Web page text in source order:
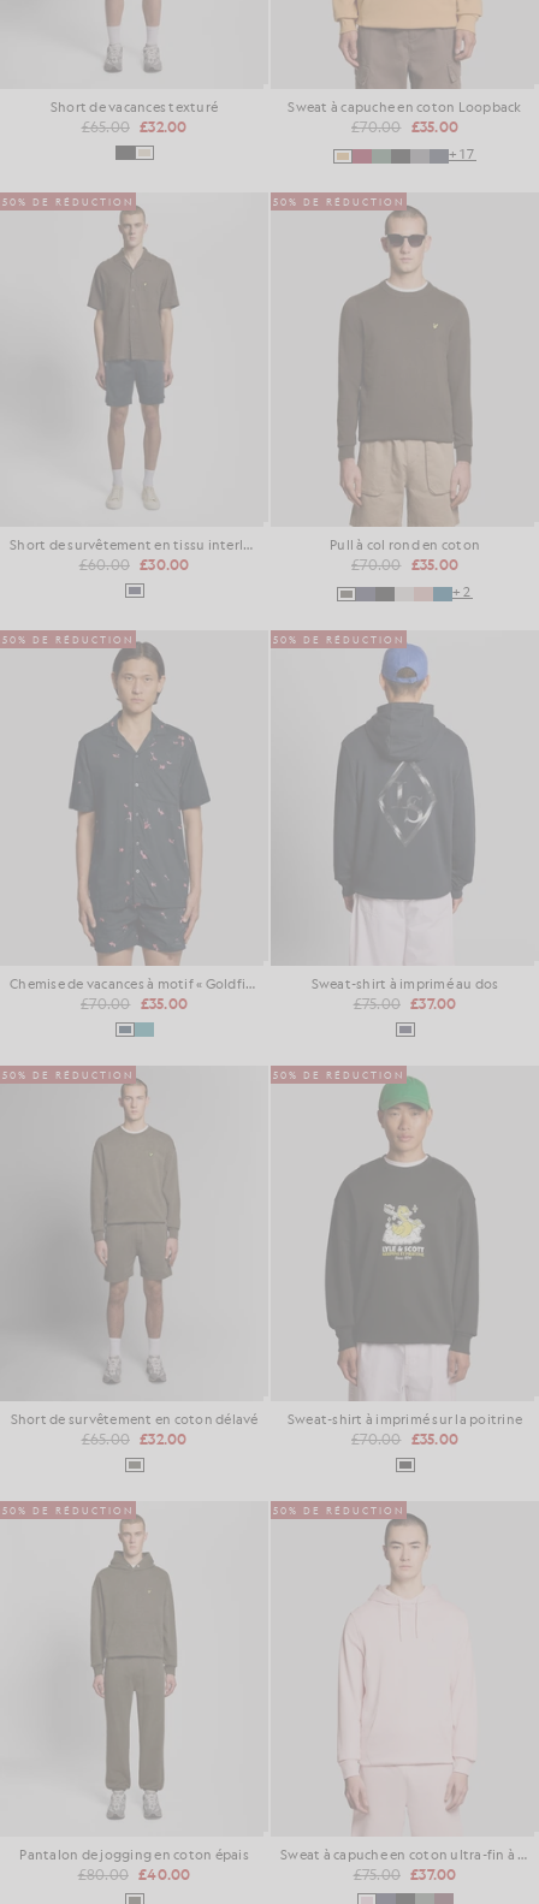
Short de vacances texturé
£65.00 £32.00
Sweat à capuche en coton Loopback
£70.00 £35.00
+17
50% DE RÉDUCTION
Short de survêtement en tissu interlock
£60.00 £30.00
50% DE RÉDUCTION
Pull à col rond en coton
£70.00 £35.00
+2
50% DE RÉDUCTION
Chemise de vacances à motif « Goldfish »
£70.00 £35.00
50% DE RÉDUCTION
Sweat-shirt à imprimé au dos
£75.00 £37.00
50% DE RÉDUCTION
Short de survêtement en coton délavé
£65.00 £32.00
50% DE RÉDUCTION
Sweat-shirt à imprimé sur la poitrine
£70.00 £35.00
50% DE RÉDUCTION
Pantalon de jogging en coton épais
£80.00 £40.00
50% DE RÉDUCTION
Sweat à capuche en coton ultra-fin à double face
£75.00 £37.00